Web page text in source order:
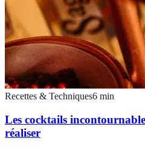
Recettes & Techniques6 min
Les cocktails
réaliser